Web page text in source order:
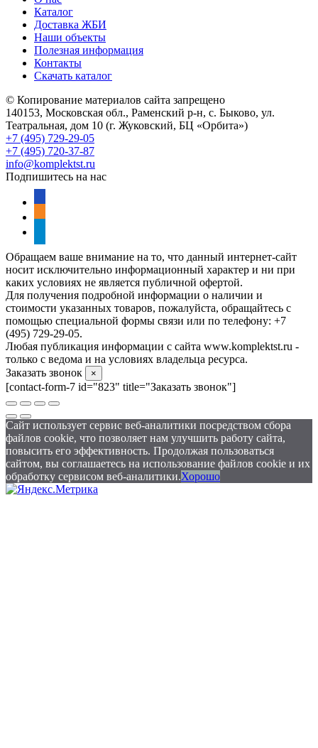
Каталог
Доставка ЖБИ
Наши объекты
Полезная информация
Контакты
Скачать каталог
© Копирование материалов сайта запрещено
140153, Московская обл., Раменский р-н, с. Быково, ул.
Театральная, дом 10 (г. Жуковский, БЦ «Орбита»)
+7 (495) 729-29-05
+7 (495) 720-37-87
info@komplektst.ru
Подпишитесь на нас
Обращаем ваше внимание на то, что данный интернет-сайт
носит исключительно информационный характер и ни при
каких условиях не является публичной офертой.
Для получения подробной информации о наличии и
стоимости указанных товаров, пожалуйста, обращайтесь с
помощью специальной формы связи или по телефону: +7
(495) 729-29-05.
Любая публикация информации с сайта www.komplektst.ru -
только с ведома и на условиях владельца ресурса.
Заказать звонок
×
[contact-form-7 id="823" title="Заказать звонок"]
Сайт использует сервис веб-аналитики посредством сбора
файлов cookie, что позволяет нам улучшить работу сайта,
повысить его эффективность. Продолжая пользоваться
сайтом, вы соглашаетесь на использование файлов cookie и их
обработку сервисом веб-аналитики.Хорошо